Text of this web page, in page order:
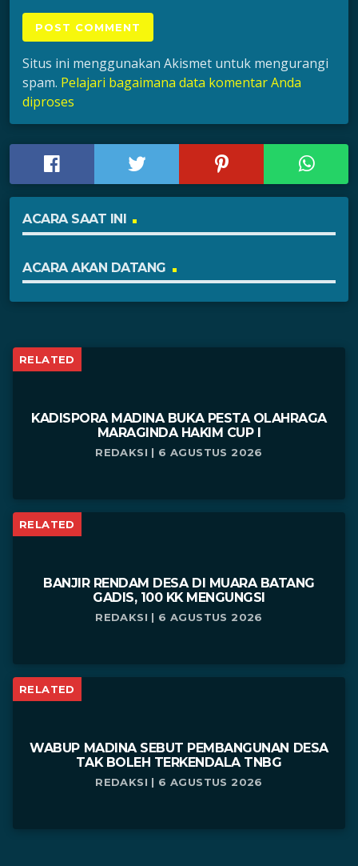
Situs ini menggunakan Akismet untuk mengurangi
spam. Pelajari bagaimana data komentar Anda
diproses
ACARA SAAT INI
ACARA AKAN DATANG
RELATED
KADISPORA MADINA BUKA PESTA OLAHRAGA
MARAGINDA HAKIM CUP I
REDAKSI | 6 AGUSTUS 2026
RELATED
BANJIR RENDAM DESA DI MUARA BATANG
GADIS, 100 KK MENGUNGSI
REDAKSI | 6 AGUSTUS 2026
RELATED
WABUP MADINA SEBUT PEMBANGUNAN DESA
TAK BOLEH TERKENDALA TNBG
REDAKSI | 6 AGUSTUS 2026